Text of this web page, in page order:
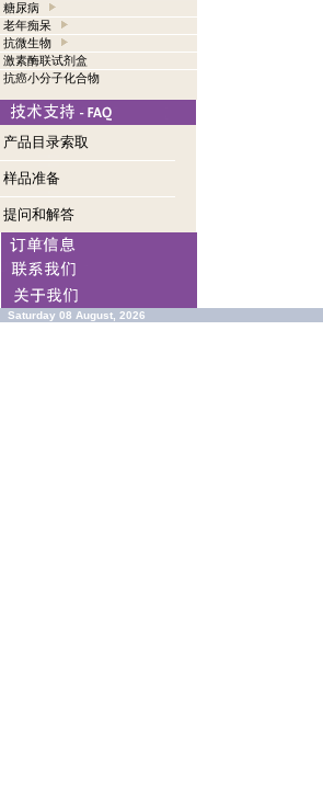
糖尿病
老年痴呆
抗微生物
激素酶联试剂盒
抗癌小分子化合物
产品目录索取
样品准备
提问和解答
Saturday 08 August, 2026